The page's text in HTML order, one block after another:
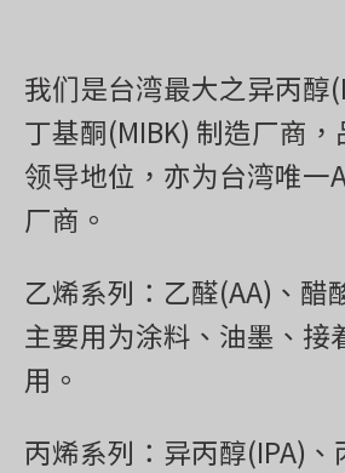
我们是台湾最大之异丙醇
丁基酮(MIBK) 制造厂商
领导地位，亦为台湾唯一
厂商。
乙烯系列：乙醛(AA)、醋
主要用为涂料、油墨、接
用。
丙烯系列：异丙醇(IPA)、